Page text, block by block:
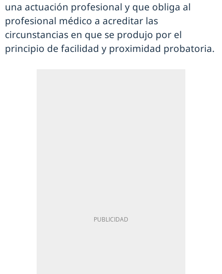
una actuación profesional y que obliga al
profesional médico a acreditar las
circunstancias en que se produjo por el
principio de facilidad y proximidad probatoria.